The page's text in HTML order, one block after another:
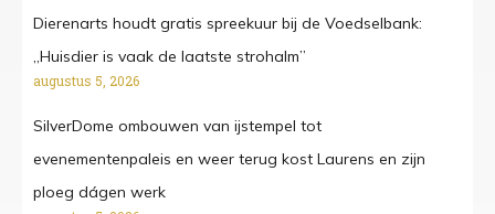
Dierenarts houdt gratis spreekuur bij de Voedselbank:
„Huisdier is vaak de laatste strohalm”
augustus 5, 2026
SilverDome ombouwen van ijstempel tot
evenementenpaleis en weer terug kost Laurens en zijn
ploeg dágen werk